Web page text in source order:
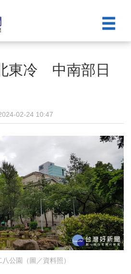
東冷 中南部日
02-24 10:47
公園（圖／資料照）